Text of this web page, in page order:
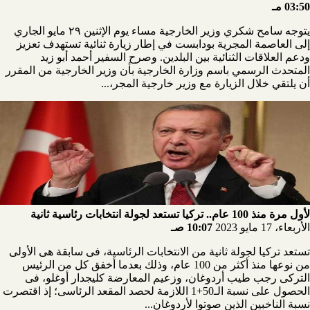
03:50 مـ
يتوجه سامح شكري وزير الخارجية مساء يوم الإثنين ٢٩ مايو الجاري
إلى العاصمة المجرية بودابست في إطار زيارة ثنائية تستهدف تعزيز
ودعم العلاقات الثنائية بين البلدين. وصرح السفير أحمد أبو زيد
المتحدث الرسمي باسم وزارة الخارجية بأن وزير الخارجية من المقرر
أن يلتقي خلال الزيارة مع وزير خارجية المجر،...
لأول مرة منذ 100 عام.. تركيا تستعد لجولة انتخابات رئاسية ثانية
الأربعاء، 17 مايو 2023
10:07 صـ
تستعد تركيا لجولة ثانية من الانتخابات الرئاسية، فى سابقة هى الأولى
من نوعها منذ أكثر من 100 عام، وذلك بعدما أخفق كل من الرئيس
التركى رجب طيب أردوغان، وزعيم المعارضة كليجدار أوغلو، فى
الحصول على نسبة الـ50+1 اللازمة لحصد المقعد الرئاسى؛ إذ اقتصرت
نسبة الناخبين الذين صوتوا لأردوغان...